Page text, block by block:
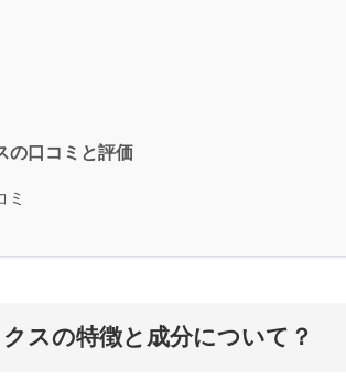
の口コミと評価
ミ
スの特徴と成分について？